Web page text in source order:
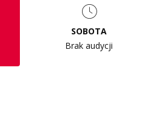
SOBOTA
Brak audycji